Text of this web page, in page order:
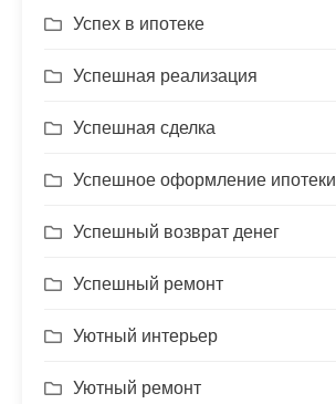
Успех в ипотеке
Успешная реализация
Успешная сделка
Успешное оформление ипотеки
Успешный возврат денег
Успешный ремонт
Уютный интерьер
Уютный ремонт